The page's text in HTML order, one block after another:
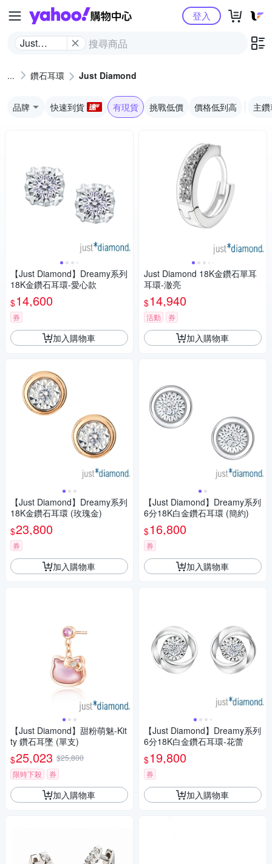
Yahoo購物中心
Just
登入
鑽石耳環 Just Diamond
品牌 快速到貨 有現貨 挑戰低價 價格低到高 主
【Just Diamond】Dreamy系列
18K金鑽石耳環-愛心款
$14,600
券
加入購物車
【Just Diamond】Dreamy系列
18K金鑽石耳環 (玫瑰金)
$23,800
券
加入購物車
【Just Diamond】甜粉萌魅-Kit
ty 鑽石耳墜 (單支)
$25,023 $25,800
限時下殺
券
加入購物車
Just Diamond 18K金鑽石單耳
耳環-澈亮
$14,940
活動 券
加入購物車
【Just Diamond】Dreamy系列
6分18K白金鑽石耳環 (簡約)
$16,800
券
加入購物車
【Just Diamond】Dreamy系列
6分18K白金鑽石耳環-花蕾
$19,800
券
加入購物車